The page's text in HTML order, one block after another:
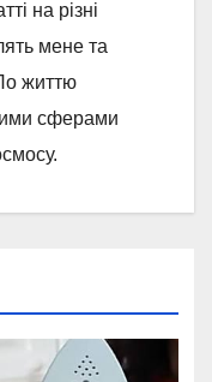
на різні
мене та
життю
сферами